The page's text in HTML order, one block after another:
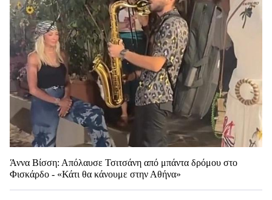
Άννα Βίσση: Απόλαυσε Τσιτσάνη από μπάντα δρόμου στο
Φισκάρδο - «Κάτι θα κάνουμε στην Αθήνα»